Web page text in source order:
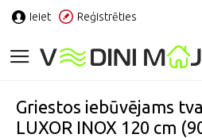
Ieiet Reģistrēties
Griestos iebūvējams
LUXOR INOX 120 cm